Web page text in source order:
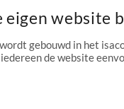
eigen website
gebouwd in het
de website